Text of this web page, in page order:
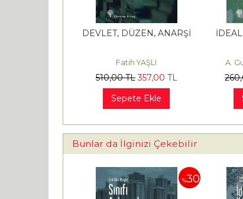
DEVLET, DÜZEN, ANARŞİ
Fatih YAŞLI
510,00TL 357,00 TL
Sepete Ekle
A.
260
Bunlar da İlginizi Çekebilir
%30